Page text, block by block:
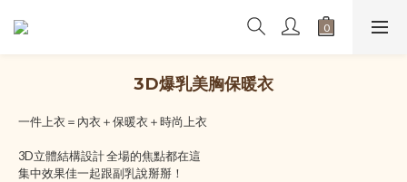
3D爆乳美胸保暖衣
一件上衣＝內衣＋保暖衣＋時尚上衣
3D立體結構設計 全場的焦點都在這
集中效果佳一起跟副乳說掰掰！